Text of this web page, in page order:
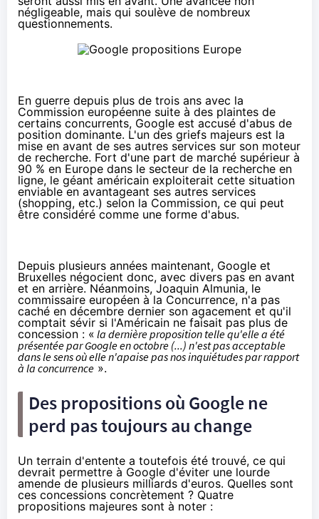
négligeable, mais qui soulève de nombreux
questionnements.
En guerre depuis plus de trois ans avec la
Commission européenne suite à des plaintes de
certains concurrents, Google est accusé d'abus de
position dominante. L'un des griefs majeurs est la
mise en avant de ses autres services sur son moteur
de recherche. Fort d'une part de marché supérieur à
90 % en Europe dans le secteur de la recherche en
ligne, le géant américain exploiterait cette situation
enviable en avantageant ses autres services
(shopping, etc.) selon la Commission, ce qui peut
être considéré comme une forme d'abus.
Depuis plusieurs années maintenant, Google et
Bruxelles négocient donc, avec divers pas en avant
et en arrière. Néanmoins, Joaquin Almunia, le
commissaire européen à la Concurrence, n'a pas
caché en décembre dernier son agacement et qu'il
comptait sévir si l'Américain ne faisait pas plus de
concession : « la dernière proposition telle qu'elle a été
présentée par Google en octobre (...) n'est pas acceptable
dans le sens où elle n'apaise pas nos inquiétudes par rapport
à la concurrence ».
Des propositions où Google ne
perd pas toujours au change
Un terrain d'entente a toutefois été trouvé, ce qui
devrait permettre à Google d'éviter une lourde
amende de plusieurs milliards d'euros. Quelles sont
ces concessions concrètement ? Quatre
propositions majeures sont à noter :